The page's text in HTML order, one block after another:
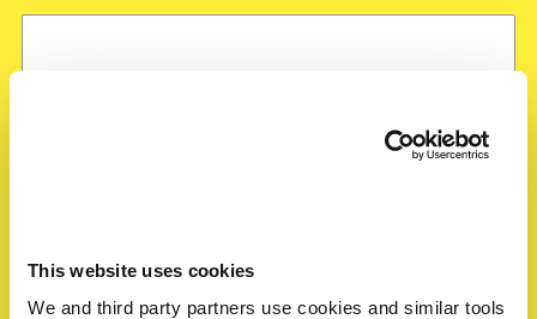
This website uses cookies
We and third party partners use cookies and similar tools